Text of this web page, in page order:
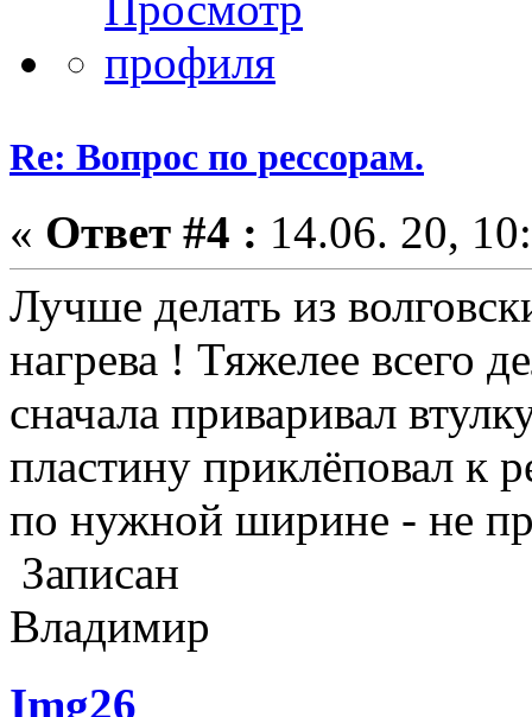
Re: Вопрос по рессорам.
« Ответ #4 : 14.06. 20,
Лучше делать из
нагрева ! Тяжелее всего
сначала приваривал
пластину приклёповал к
по нужной ширине - не
Записан
Владимир
Img26